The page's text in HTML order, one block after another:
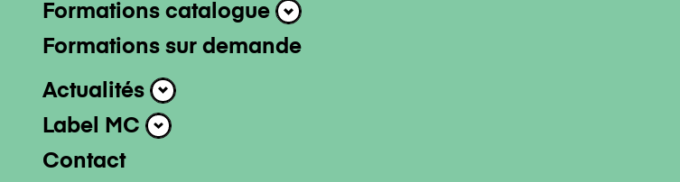
Professionnel-le-s
Formations catalogue
Formations catalogue
Formations sur demande
Actualités
Actualités
Label MC
Label MC
Contact